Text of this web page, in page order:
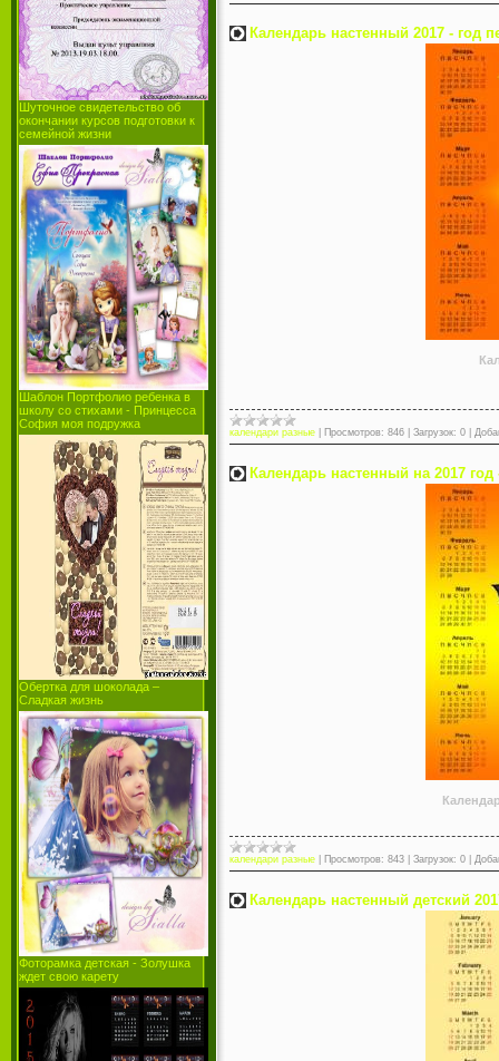
Шуточное свидетельство об
окончании курсов подготовки к
семейной жизни
Шаблон Портфолио ребенка в
школу со стихами - Принцесса
София моя подружка
Обертка для шоколада –
Сладкая жизнь
Фоторамка детская - Золушка
ждет свою карету
Календарь настенный 2017 - год
календари разные Просмотров: 846 Загрузок: 0
Календарь настенный на 2017 год
календари разные Просмотров: 843 Загрузок: 0
Календарь настенный детский